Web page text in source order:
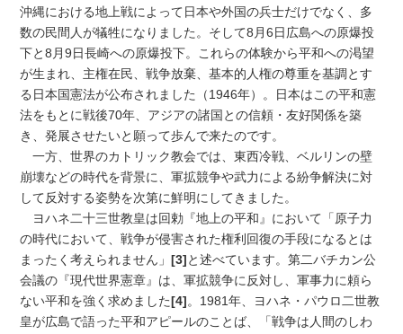
沖縄における地上戦によって日本や外国の兵士だけでなく、多
数の民間人が犠牲になりました。そして8月6日広島への原爆投
下と8月9日長崎への原爆投下。これらの体験から平和への渇望
が生まれ、主権在民、戦争放棄、基本的人権の尊重を基調とす
る日本国憲法が公布されました（1946年）。日本はこの平和憲
法をもとに戦後70年、アジアの諸国との信頼・友好関係を築
き、発展させたいと願って歩んで来たのです。
一方、世界のカトリック教会では、東西冷戦、ベルリンの壁
崩壊などの時代を背景に、軍拡競争や武力による紛争解決に対
して反対する姿勢を次第に鮮明にしてきました。
ヨハネ二十三世教皇は回勅『地上の平和』において「原子力
の時代において、戦争が侵害された権利回復の手段になるとは
まったく考えられません」[3]と述べています。第二バチカン公
会議の『現代世界憲章』は、軍拡競争に反対し、軍事力に頼ら
ない平和を強く求めました[4]。1981年、ヨハネ・パウロ二世教
皇が広島で語った平和アピールのことば、「戦争は人間のしわ